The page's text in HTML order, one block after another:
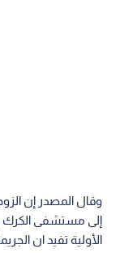
وقال المصدر إن
إلى مستشفى الكرك
الأولية تفيد ان